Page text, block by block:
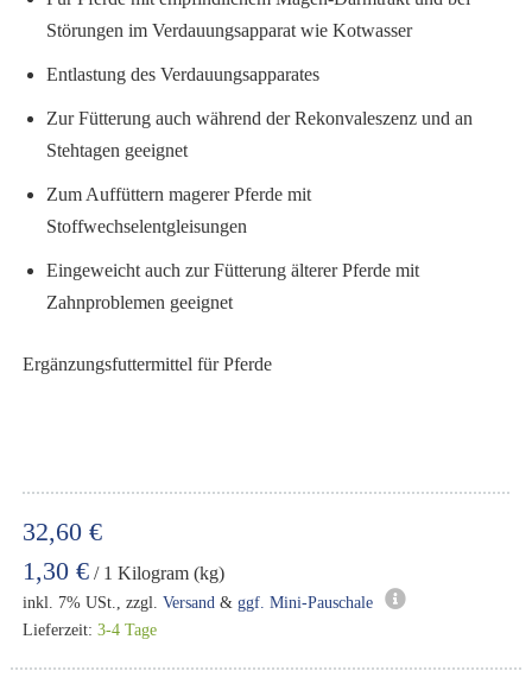
32,60 €
1,30 € / 1 Kilogram (kg)
inkl. 7% USt., zzgl.Versand &ggf. Mini-Pauschale
Lieferzeit:3-4 Tage
Störungen im Verdauungsapparat wie Kotwasser
Entlastung des Verdauungsapparates
Zur Fütterung auch während der Rekonvaleszenz und an
Stehtagen geeignet
Zum Auffüttern magerer Pferde mit
Stoffwechselentgleisungen
Eingeweicht auch zur Fütterung älterer Pferde mit
Zahnproblemen geeignet
Ergänzungsfuttermittel für Pferde